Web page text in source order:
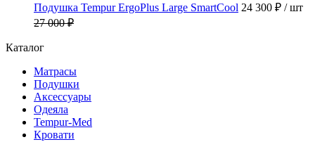
Подушка Tempur ErgoPlus Large SmartCool 24 300 ₽ / шт
27 000 ₽
Каталог
Матрасы
Подушки
Аксессуары
Одеяла
Tempur-Med
Кровати